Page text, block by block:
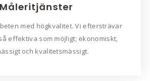
Måleritjänster
med högkvalitet. Vi eftersträvar
effektiva som möjligt; ekonomiskt,
och kvalitetsmässigt.